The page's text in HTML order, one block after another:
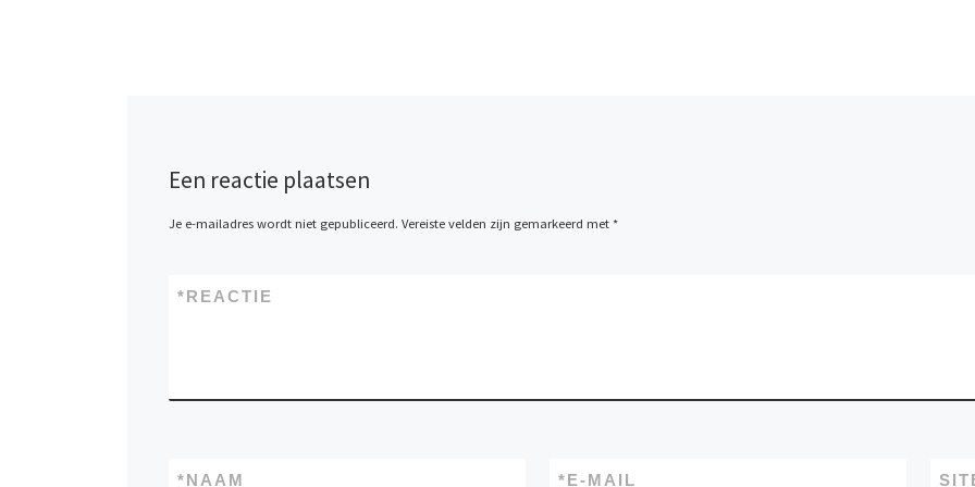
Een reactie plaatsen
Je e-mailadres wordt niet gepubliceerd. Vereiste velden zijn gemarkeerd met *
REACTIE
*
NAAM
* E-MAIL
*